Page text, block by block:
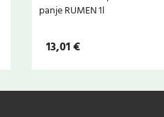
panje RUMEN 1l
13,01 €